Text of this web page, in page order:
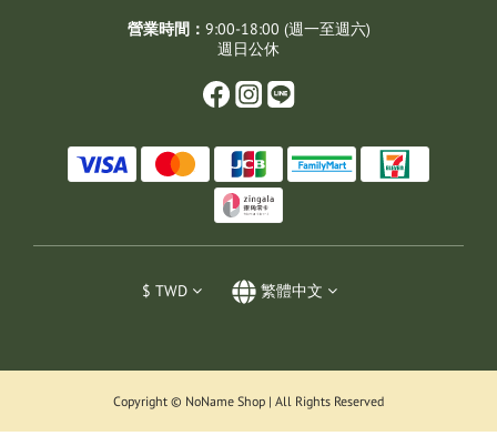
營業時間： 9:00-18:00 (週一至週六)
週日公休
$ TWD 繁體中文
Copyright © NoName Shop | All Rights Reserved